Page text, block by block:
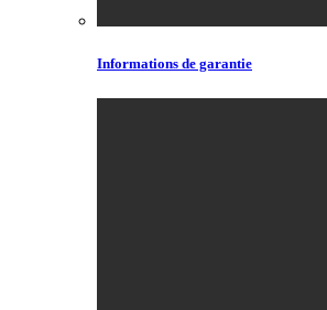
Informations de garantie